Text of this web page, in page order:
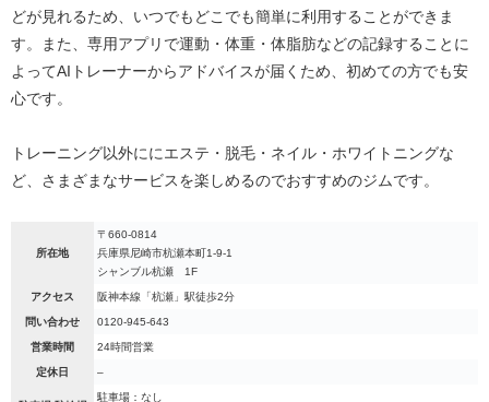
どが見れるため、いつでもどこでも簡単に利用することができま
す。また、専用アプリで運動・体重・体脂肪などの記録することに
よってAIトレーナーからアドバイスが届くため、初めての方でも安
心です。
トレーニング以外ににエステ・脱毛・ネイル・ホワイトニングな
ど、さまざまなサービスを楽しめるのでおすすめのジムです。
所在地
〒660-0814
兵庫県尼崎市杭瀬本町1-9-1
シャンブル杭瀬 1F
アクセス 阪神本線「杭瀬」駅徒歩2分
問い合わせ 0120-945-643
営業時間 24時間営業
定休日 –
駐車場：なし